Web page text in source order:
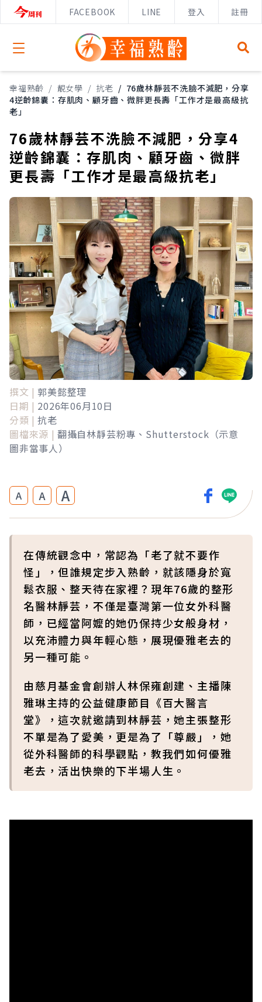
FACEBOOK LINE 登入 註冊
Open menu
幸福熟齡 / 靚女學 / 抗老 / 76歲林靜芸不洗臉不減肥，分享
4逆齡錦囊：存肌肉、顧牙齒、微胖更長壽「工作才是最高級抗
老」
76歲林靜芸不洗臉不減肥，分享4
逆齡錦囊：存肌肉、顧牙齒、微胖
更長壽「工作才是最高級抗老」
撰文 | 郭美懿整理
日期 | 2026年06月10日
分類 | 抗老
圖檔來源 | 翻攝自林靜芸粉專、Shutterstock（示意
圖非當事人）
A A A
在傳統觀念中，常認為「老了就不要作
怪」，但誰規定步入熟齡，就該隱身於寬
鬆衣服、整天待在家裡？現年76歲的整形
名醫林靜芸，不僅是臺灣第一位女外科醫
師，已經當阿嬤的她仍保持少女般身材，
以充沛體力與年輕心態，展現優雅老去的
另一種可能。
由慈月基金會創辦人林保雍創建、主播陳
雅琳主持的公益健康節目《百大醫言
堂》，這次就邀請到林靜芸，她主張整形
不單是為了愛美，更是為了「尊嚴」，她
從外科醫師的科學觀點，教我們如何優雅
老去，活出快樂的下半場人生。